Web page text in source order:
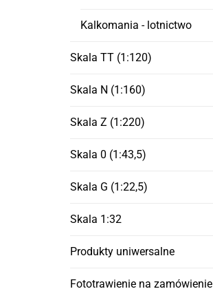
Kalkomania - lotnictwo
Skala TT (1:120)
Skala N (1:160)
Skala Z (1:220)
Skala 0 (1:43,5)
Skala G (1:22,5)
Skala 1:32
Produkty uniwersalne
Fototrawienie na zamówienie